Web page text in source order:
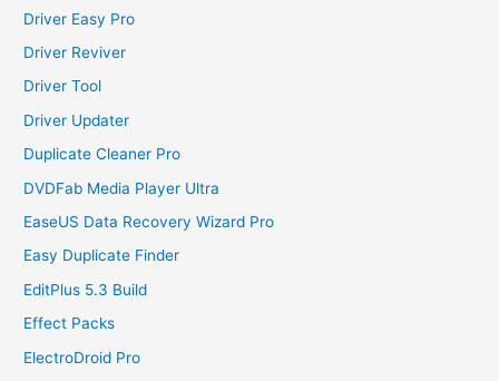
Driver Easy Pro
Driver Reviver
Driver Tool
Driver Updater
Duplicate Cleaner Pro
DVDFab Media Player Ultra
EaseUS Data Recovery Wizard Pro
Easy Duplicate Finder
EditPlus 5.3 Build
Effect Packs
ElectroDroid Pro